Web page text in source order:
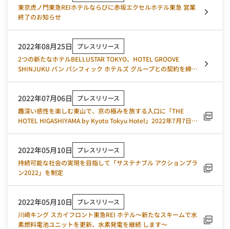
東京虎ノ門東急REIホテルならびに赤坂エクセルホテル東急 営業
終了のお知らせ
2022年08月25日
プレスリリース
2つの新たなホテルBELLUSTAR TOKYO、HOTEL GROOVE
SHINJUKU パン パシフィック ホテルズ グループとの契約を締
2022年07月06日
プレスリリース
趣深い感性を楽しむ東山で、京の極みを旅する入口に「THE
HOTEL HIGASHIYAMA by Kyoto Tokyu Hotel」2022年7月7日
2022年05月10日
プレスリリース
持続可能な社会の実現を⽬指して「サステナブル アクションプラ
ン2022」を制定
2022年05月10日
プレスリリース
川崎キング スカイフロント東急REI ホテル～新たなスキームで水
素燃料電池ユニットを更新、水素発電を継続 します～